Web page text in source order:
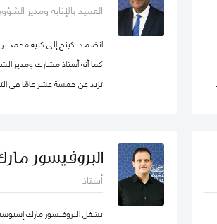
العميد بالإنابة ومدير
انضم د. كينج إلى كلية محمد بن
كما أنه أستاذ مشارك ومدير
تزيد عن خمسة عشر عامًا في
الأعمال، وعميدًا لجامعة في
البروفيسور
أستاذ
يشغل البروفيسور مارك